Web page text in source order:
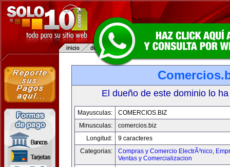
El dueño de este dominio lo
Mayusculas:
COMERCIOS.BIZ
Minusculas:
comercios.biz
Longitud:
9 caracteres
Categorias:
Compras y Comercio ElectrÃ³nico,
Ventas y Comercializacion